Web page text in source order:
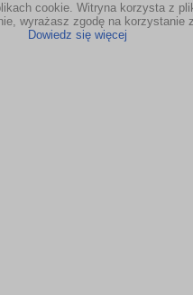
cookie. Witryna korzysta z
wyrażasz zgodę na korzystanie
Dowiedz się więcej